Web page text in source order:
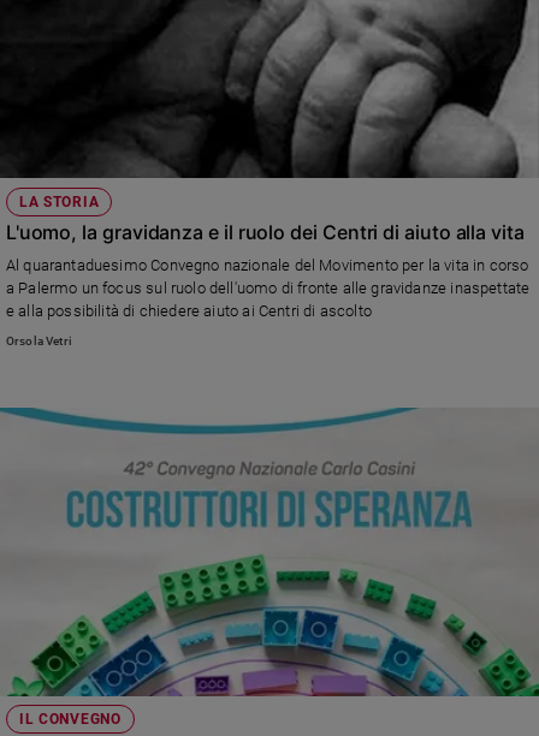
LA STORIA
L'uomo, la gravidanza e il ruolo dei Centri di aiuto alla vita
Al quarantaduesimo Convegno nazionale del Movimento per la vita in corso
a Palermo un focus sul ruolo dell'uomo di fronte alle gravidanze inaspettate
e alla possibilità di chiedere aiuto ai Centri di ascolto
Orsola Vetri
IL CONVEGNO